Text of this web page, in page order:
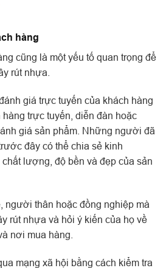
hàng
cũng là một yếu tố quan trọng để
rút nhựa.
giá trực tuyến của khách hàng
trực tuyến, diễn đàn hoặc
giá sản phẩm. Những người đã
đây có thể chia sẻ kinh
lượng, độ bền và đẹp của sản
người thân hoặc đồng nghiệp mà
rút nhựa và hỏi ý kiến của họ về
nơi mua hàng.
mạng xã hội bằng cách kiểm tra